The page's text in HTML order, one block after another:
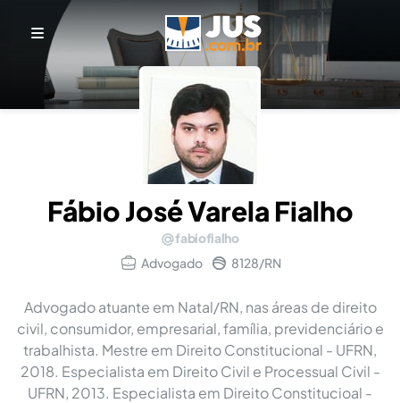
Fábio José Varela Fialho
fabiofialho
Advogado
8128/RN
Advogado atuante em Natal/RN, nas áreas de direito
civil, consumidor, empresarial, família, previdenciário e
trabalhista. Mestre em Direito Constitucional - UFRN,
2018. Especialista em Direito Civil e Processual Civil -
UFRN, 2013. Especialista em Direito Constitucioal -